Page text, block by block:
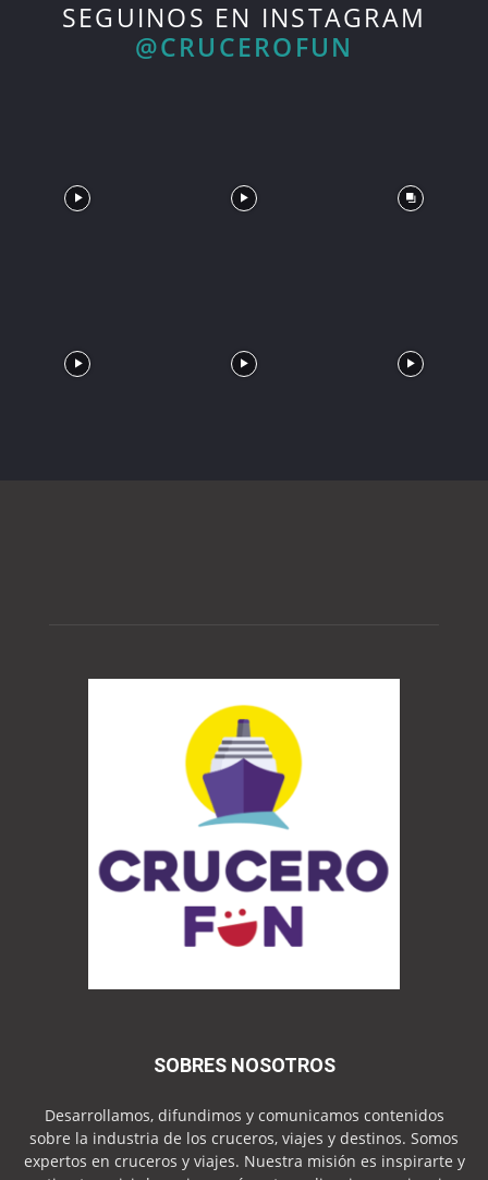
SEGUINOS EN INSTAGRAM
@CRUCEROFUN
SOBRES NOSOTROS
Desarrollamos, difundimos y comunicamos contenidos
sobre la industria de los cruceros, viajes y destinos. Somos
expertos en cruceros y viajes. Nuestra misión es inspirarte y